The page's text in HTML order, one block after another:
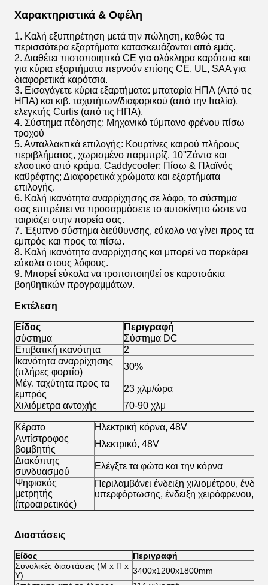
Χαρακτηριστικά & Οφέλη
1. Καλή εξυπηρέτηση μετά την πώληση, καθώς τα
περισσότερα εξαρτήματα κατασκευάζονται από εμάς.
2. Διαθέτει πιστοποιητικό CE για ολόκληρα καρότσια και
για κύρια εξαρτήματα περνούν επίσης CE, UL, SAA για
διαφορετικά καρότσια.
3. Εισαγάγετε κύρια εξαρτήματα: μπαταρία ΗΠΑ (Από τις
ΗΠΑ) και κιβ. ταχυτήτων/διαφορικού (από την Ιταλία),
ελεγκτής Curtis (από τις ΗΠΑ).
4. Σύστημα πέδησης: Μηχανικό τύμπανο φρένου πίσω
τροχού
5. Ανταλλακτικά επιλογής: Κουρτίνες καιρού πλήρους
περιβλήματος, χωρισμένο παρμπρίζ. 10''Ζάντα και
ελαστικό από κράμα. Caddycooler; Πίσω & Πλαϊνός
καθρέφτης; Διαφορετικά χρώματα και εξαρτήματα
επιλογής.
6. Καλή ικανότητα αναρρίχησης σε λόφο, το σύστημα
σας επιτρέπει να προσαρμόσετε το αυτοκίνητο ώστε να
ταιριάζει στην πορεία σας.
7. Έξυπνο σύστημα διεύθυνσης, εύκολο να γίνει προς τα
εμπρός και προς τα πίσω.
8. Καλή ικανότητα αναρρίχησης και μπορεί να παρκάρει
εύκολα στους λόφους.
9. Μπορεί εύκολα να τροποποιηθεί σε καροτσάκια
βοηθητικών προγραμμάτων.
Εκτέλεση
Είδος
Περιγραφή
σύστημα
Σύστημα DC
Επιβατική ικανότητα
2
Ικανότητα αναρρίχησης
(πλήρες φορτίο)
30%
Μέγ. ταχύτητα προς τα
εμπρός
23 χλμ/ώρα
Χιλιόμετρα αντοχής
70-90 χλμ
Κέρατο
Ηλεκτρική κόρνα, 48V
Αντίστροφος
βομβητής
Ηλεκτρικό, 48V
Διακόπτης
συνδυασμού
Ελέγξτε τα φώτα και την κόρνα
Ψηφιακός
μετρητής
(προαιρετικός)
Περιλαμβάνει ένδειξη χιλιομέτρου,
υπερφόρτωσης, ένδειξη χειρόφρενου,
Διαστάσεις
Είδος
Περιγραφή
Συνολικές διαστάσεις (Μ x Π x
Υ)
3400x1200x1800mm